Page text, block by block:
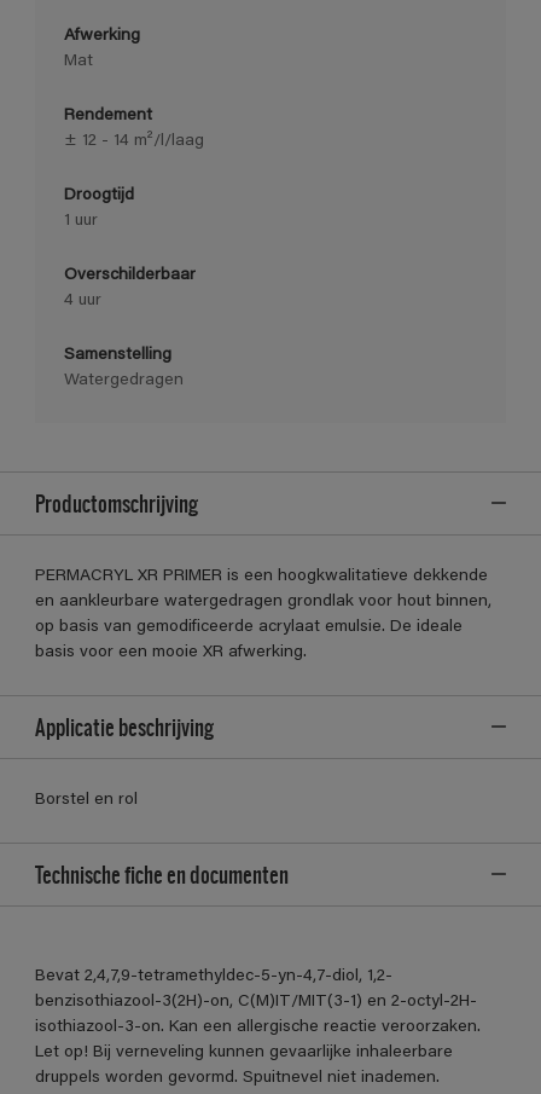
Afwerking
Mat
Rendement
± 12 - 14 m²/l/laag
Droogtijd
1 uur
Overschilderbaar
4 uur
Samenstelling
Watergedragen
Productomschrijving
PERMACRYL XR PRIMER is een hoogkwalitatieve dekkende
en aankleurbare watergedragen grondlak voor hout binnen,
op basis van gemodificeerde acrylaat emulsie. De ideale
basis voor een mooie XR afwerking.
Applicatie beschrijving
Borstel en rol
Technische fiche en documenten
Bevat 2,4,7,9-tetramethyldec-5-yn-4,7-diol, 1,2-
benzisothiazool-3(2H)-on, C(M)IT/MIT(3-1) en 2-octyl-2H-
isothiazool-3-on. Kan een allergische reactie veroorzaken.
Let op! Bij verneveling kunnen gevaarlijke inhaleerbare
druppels worden gevormd. Spuitnevel niet inademen.